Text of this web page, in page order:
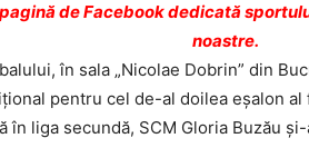
de Facebook dedicată
noastre.
în sala „Nicolae Dobrin” din
pentru cel de-al doilea eşalon
în liga secundă, SCM Gloria Buzău